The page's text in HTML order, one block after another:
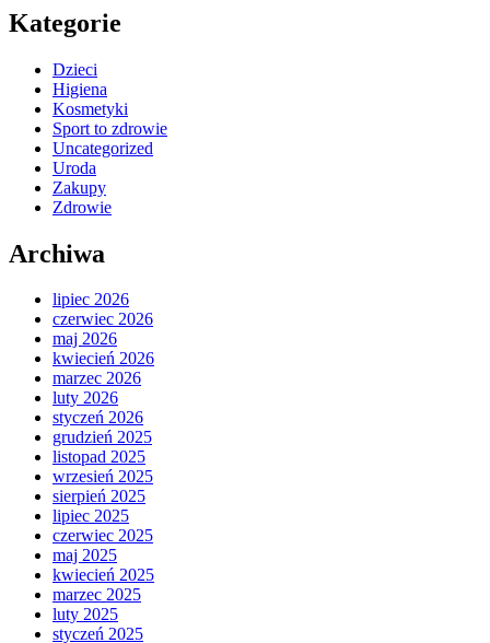
Kategorie
Dzieci
Higiena
Kosmetyki
Sport to zdrowie
Uncategorized
Uroda
Zakupy
Zdrowie
Archiwa
lipiec 2026
czerwiec 2026
maj 2026
kwiecień 2026
marzec 2026
luty 2026
styczeń 2026
grudzień 2025
listopad 2025
wrzesień 2025
sierpień 2025
lipiec 2025
czerwiec 2025
maj 2025
kwiecień 2025
marzec 2025
luty 2025
styczeń 2025